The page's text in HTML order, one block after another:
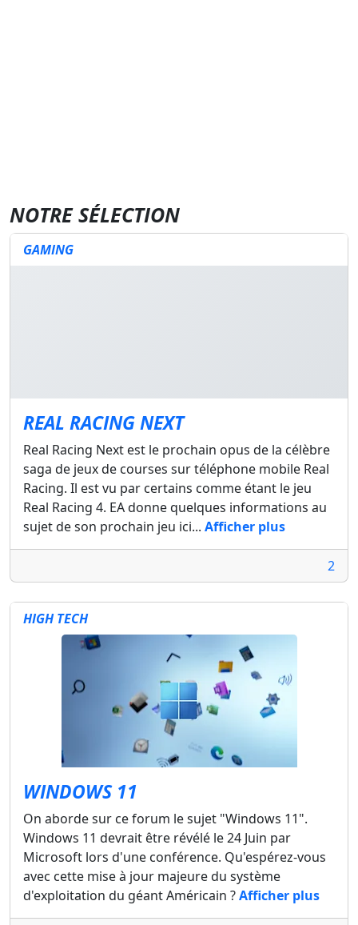
NOTRE SÉLECTION
GAMING
REAL RACING NEXT
Real Racing Next est le prochain opus de la célèbre
saga de jeux de courses sur téléphone mobile Real
Racing. Il est vu par certains comme étant le jeu
Real Racing 4. EA donne quelques informations au
sujet de son prochain jeu ici... Afficher plus
2
HIGH TECH
WINDOWS 11
On aborde sur ce forum le sujet "Windows 11".
Windows 11 devrait être révélé le 24 Juin par
Microsoft lors d'une conférence. Qu'espérez-vous
avec cette mise à jour majeure du système
d'exploitation du géant Américain ?Afficher plus